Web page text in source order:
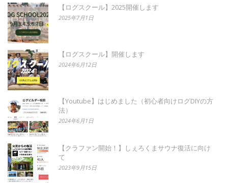
【ログスクール】2025開催します
2025年7月1日
【ログスクール】開催します
2024年6月12日
【Youtube】はじめました（初心者向けログDIYの方
法）
2024年6月1日
【クラファン開始！】しぇろくまサウナ復活に向け
て
2023年9月15日